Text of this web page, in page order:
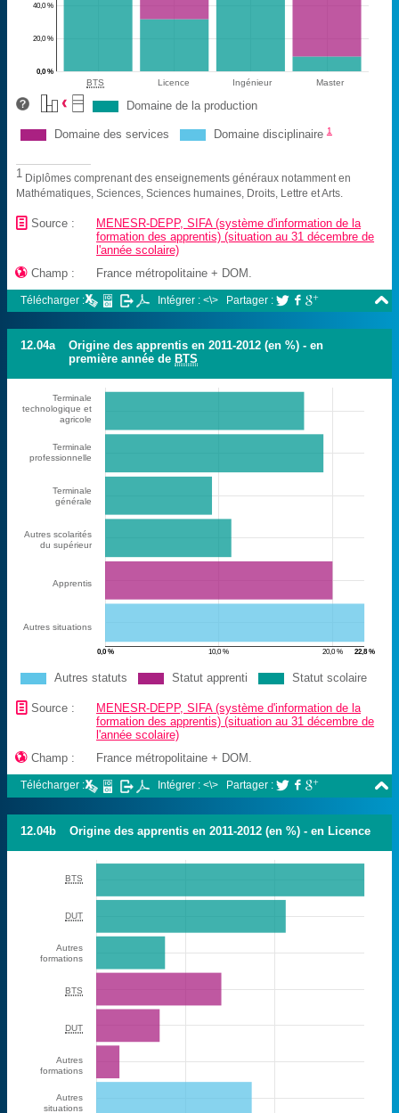
20,0 %
40,0 %
0,0 %
BTS Licence Ingénieur Master
Domaine de la production
Domaine des services Domaine disciplinaire1
1 Diplômes comprenant des enseignements généraux notamment en
Mathématiques, Sciences, Sciences humaines, Droits, Lettre et Arts.
📄 Source :
MENESR-DEPP, SIFA (système d'information de la
formation des apprentis) (situation au 31 décembre de
l'année scolaire)
 Champ : France métropolitaine + DOM.

Télécharger : Intégrer : <\> Partager :   
12.04a
Origine des apprentis en 2011-2012 (en %) - en
première année de BTS
10,0 % 20,0 %
0,0 % 22,8 %
Terminale
technologique et
agricole
Terminale
professionnelle
Terminale
générale
Autres scolarités
du supérieur
Apprentis
Autres situations
Autres statuts Statut apprenti Statut scolaire
📄 Source :
MENESR-DEPP, SIFA (système d'information de la
formation des apprentis) (situation au 31 décembre de
l'année scolaire)
 Champ : France métropolitaine + DOM.

Télécharger : Intégrer : <\> Partager :   
12.04b Origine des apprentis en 2011-2012 (en %) - en Licence
BTS
DUT
Autres
formations
BTS
DUT
Autres
formations
Autres
situations